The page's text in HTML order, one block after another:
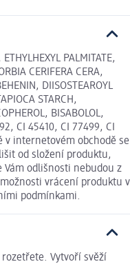
PALMITATE,
CERIFERA CERA,
DIISOSTEAROYL
STARCH,
BISABOLOL,
CI 45410, CI 77499, CI
v internetovém obchodě se
od složení produktu,
Vám odlišnosti nebudou z
vrácení produktu v
podmínkami.
Vytvoří svěží